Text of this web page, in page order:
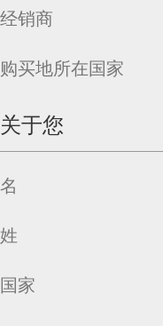
经销商
购买地所在国家
关于您
名
姓
国家